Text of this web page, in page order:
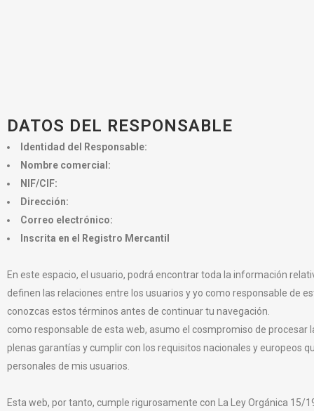
DATOS DEL RESPONSABLE
Identidad del Responsable:
Nombre comercial:
NIF/CIF:
Dirección:
Correo electrónico:
Inscrita en el Registro Mercantil
En este espacio, el usuario, podrá encontrar toda la información
definen las relaciones entre los usuarios y yo como responsable de
conozcas estos términos antes de continuar tu navegación.
como responsable de esta web, asumo el cosmpromiso de procesar
plenas garantías y cumplir con los requisitos nacionales y europeos
personales de mis usuarios.
Esta web, por tanto, cumple rigurosamente con La Ley Orgánica 15/